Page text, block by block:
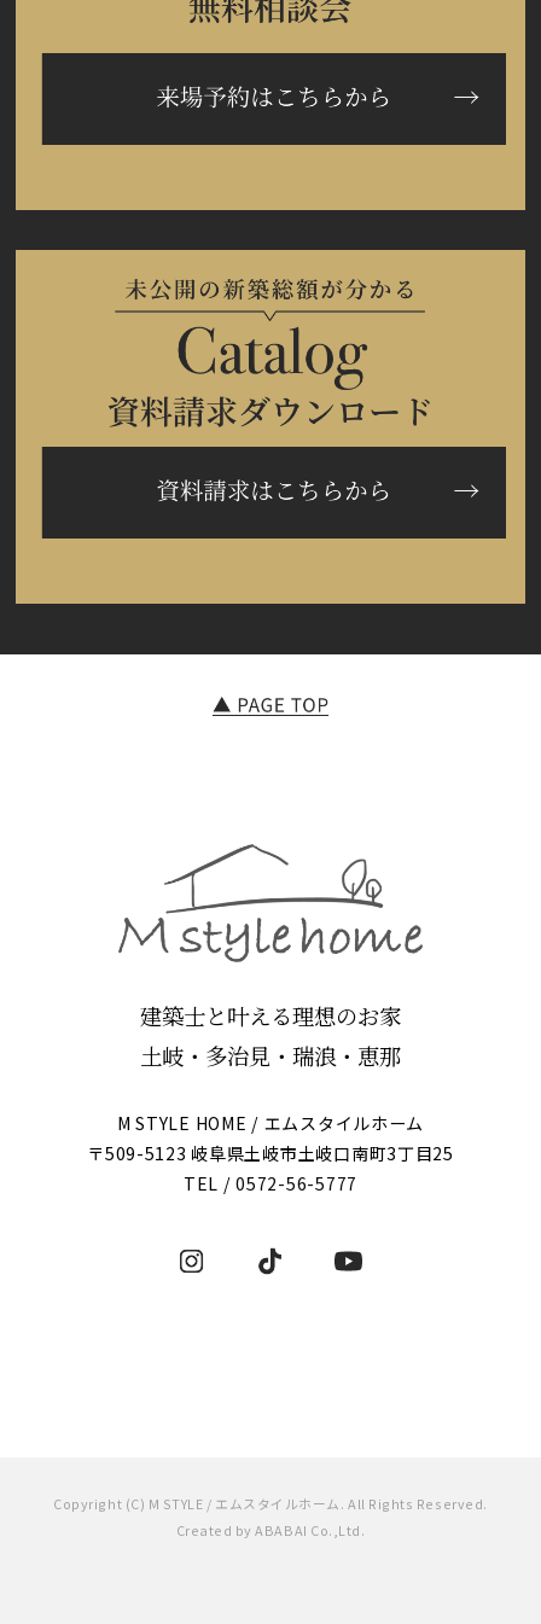
建築士と叶える理想のお家
土岐・多治見・瑞浪・恵那
M STYLE HOME / エムスタイルホーム
〒509-5123 岐阜県土岐市土岐口南町3丁目25
TEL /0572-56-5777
Copyright (C) M STYLE / エムスタイルホーム. All Rights Reserved.
Created byABABAI Co.,Ltd.